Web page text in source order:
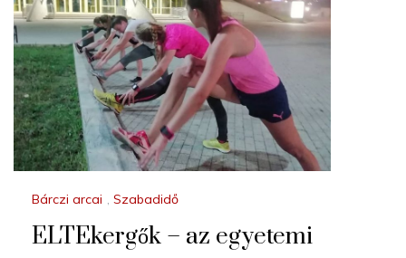
Bárczi arcai , Szabadidő
ELTEkergők – az egyetemi